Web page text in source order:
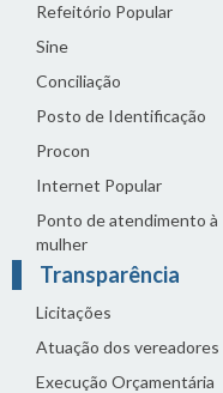
Refeitório Popular
Sine
Conciliação
Posto de Identificação
Procon
Internet Popular
Ponto de atendimento à
mulher
Transparência
Licitações
Atuação dos vereadores
Execução Orçamentária